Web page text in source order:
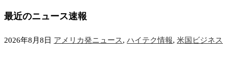
最近のニュース速報
2026年8月8日 アメリカ発ニュース, ハイテク情報, 米国ビジネス